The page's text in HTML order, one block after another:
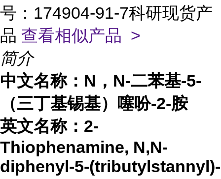
号：174904-91-7科研现货产
品 查看相似产品 >
简介
中文名称：N，N-二苯基-5-
（三丁基锡基）噻吩-2-胺
英文名称： 2-
Thiophenamine, N,N-
diphenyl-5-(tributylstannyl)-